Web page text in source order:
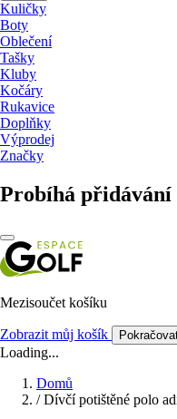
Kuličky
Boty
Oblečení
Tašky
Kluby
Kočáry
Rukavice
Doplňky
Výprodej
Značky
Probíhá přidávání
Mezisoučet košíku
Zobrazit můj košík
Loading...
Domů
/ Dívčí potištěné polo